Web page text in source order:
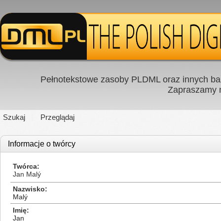
Pełnotekstowe zasoby PLDML oraz innych
Zapraszamy
Szukaj Przeglądaj
Informacje o twórcy
Twórca
Jan Malý
Nazwisko
Malý
Imię
Jan